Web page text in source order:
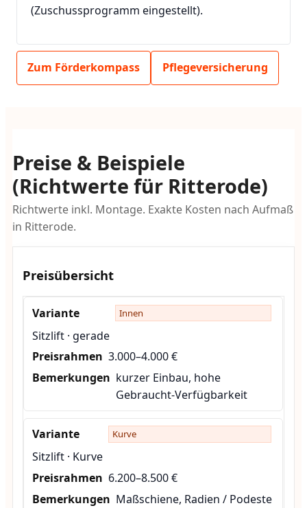
(Zuschussprogramm eingestellt).
Zum Förderkompass Pflegeversicherung
Preise & Beispiele
(Richtwerte für Ritterode)
Richtwerte inkl. Montage. Exakte Kosten nach Aufmaß
in Ritterode.
Preisübersicht
Innen
Sitzlift · gerade
3.000–4.000 €
kurzer Einbau, hohe
Gebraucht-Verfügbarkeit
Kurve
Sitzlift · Kurve
6.200–8.500 €
Maßschiene, Radien / Podeste